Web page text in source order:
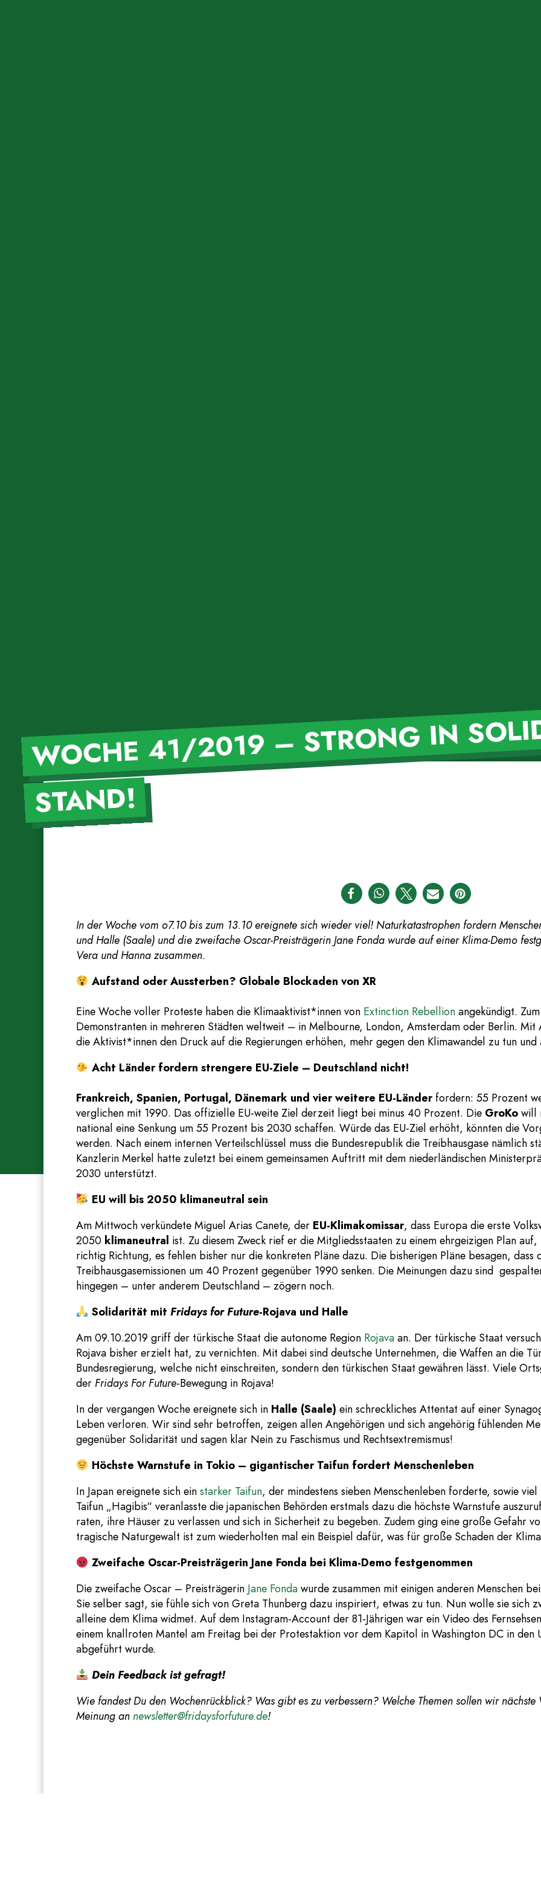
WOCHE 41/2019 – STRONG IN
STAND!
8
In der Woche vom o7.10 bis zum 13.10 ereignete sich wieder viel! Naturkatastrophen fordern
und Halle (Saale) und die zweifache Oscar-Preisträgerin Jane Fonda wurde auf einer Klima-Demo
Vera und Hanna zusammen.
Aufstand oder Aussterben? Globale Blockaden von XR
Eine Woche voller Proteste haben die Klimaaktivist*innen von Extinction Rebellionangekündigt.
Demonstranten in mehreren Städten weltweit – in Melbourne, London, Amsterdam oder Berlin. Mit
die Aktivist*innen den Druck auf die Regierungen erhöhen, mehr gegen den Klimawandel zu tun und
Acht Länder fordern strengere EU-Ziele – Deutschland nicht!
Frankreich, Spanien, Portugal, Dänemark und vier weitere EU-Länderfordern: 55 Prozent
verglichen mit 1990. Das offizielle EU-weite Ziel derzeit liegt bei minus 40 Prozent. Die GroKowill
national eine Senkung um 55 Prozent bis 2030 schaffen. Würde das EU-Ziel erhöht, könnten die
werden. Nach einem internen Verteilschlüssel muss die Bundesrepublik die Treibhausgase nämlich
Kanzlerin Merkel hatte zuletzt bei einem gemeinsamen Auftritt mit dem niederländischen
2030 unterstützt.
EU will bis 2050 klimaneutral sein
Am Mittwoch verkündete Miguel Arias Canete, der EU-Klimakomissar, dass Europa die erste
2050 klimaneutral ist. Zu diesem Zweck rief er die Mitgliedsstaaten zu einem ehrgeizigen Plan
richtig Richtung, es fehlen bisher nur die konkreten Pläne dazu. Die bisherigen Pläne besagen, dass
Treibhausgasemissionen um 40 Prozent gegenüber 1990 senken. Die Meinungen dazu sind
hingegen – unter anderem Deutschland – zögern noch.
Solidarität mit Fridays for Future-Rojava und Halle
Am 09.10.2019 griff der türkische Staat die autonome Region Rojavaan. Der türkische Staat
Rojava bisher erzielt hat, zu vernichten. Mit dabei sind deutsche Unternehmen, die Waffen an die
Bundesregierung, welche nicht einschreiten, sondern den türkischen Staat gewähren lässt. Viele
der Fridays For Future-Bewegung in Rojava!
In der vergangen Woche ereignete sich in Halle (Saale) ein schreckliches Attentat auf einer
Leben verloren. Wir sind sehr betroffen, zeigen allen Angehörigen und sich angehörig fühlenden
gegenüber Solidarität und sagen klar Nein zu Faschismus und Rechtsextremismus!
Höchste Warnstufe in Tokio – gigantischer Taifun fordert Menschenleben
In Japan ereignete sich einstarker Taifun, der mindestens sieben Menschenleben forderte, sowie
Taifun „Hagibis“ veranlasste die japanischen Behörden erstmals dazu die höchste Warnstufe
raten, ihre Häuser zu verlassen und sich in Sicherheit zu begeben. Zudem ging eine große Gefahr
tragische Naturgewalt ist zum wiederholten mal ein Beispiel dafür, was für große Schaden der
Zweifache Oscar-Preisträgerin Jane Fonda bei Klima-Demo festgenommen
Die zweifache Oscar – Preisträgerin Jane Fondawurde zusammen mit einigen anderen Menschen
Sie selber sagt, sie fühle sich von Greta Thunberg dazu inspiriert, etwas zu tun. Nun wolle sie sich
alleine dem Klima widmet. Auf dem Instagram-Account der 81-Jährigen war ein Video des
einem knallroten Mantel am Freitag bei der Protestaktion vor dem Kapitol in Washington DC in den
abgeführt wurde.
Dein Feedback ist gefragt!
Wie fandest Du den Wochenrückblick? Was gibt es zu verbessern? Welche Themen sollen wir
Meinung annewsletter@fridaysforfuture.de!